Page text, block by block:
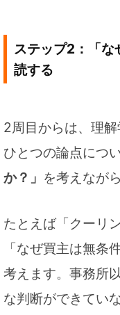
ステップ2：「な
読する
2周目からは、理
ひとつの論点につ
か？」 を考えなが
たとえば「クーリ
「なぜ買主は無条
考えます。事務所
な判断ができてい